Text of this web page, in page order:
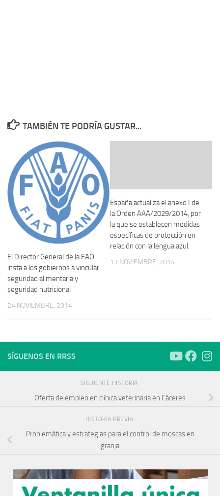
TAMBIÉN TE PODRÍA GUSTAR...
El Director General de la FAO
insta a los gobiernos a vincular
seguridad alimentaria y
seguridad nutricional
24 NOVIEMBRE, 2014
España actualiza el anexo I de
la Orden AAA/2029/2014, por
la que se establecen medidas
específicas de protección en
relación con la lengua azul.
13 NOVIEMBRE, 2014
SÍGUENOS EN RRSS
SIGUIENTE HISTORIA
Oferta de empleo en clínica veterinaria en Cáceres
HISTORIA PREVIA
Problemática y estrategias para el control de moscas en
granja